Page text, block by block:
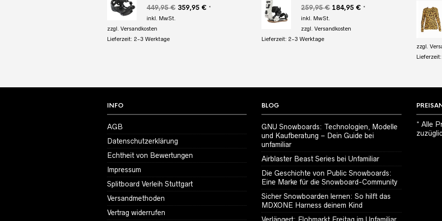
449,95€ Ursprünglicher
359,95 € Aktueller
*
inkl. MwSt.
zzgl. Versandkosten
Lieferzeit: 2-3 Werktage
259,95€ Ursprünglicher
259,95 €
184,95 € Aktueller
*
inkl. MwSt.
zzgl.Versandkosten
Lieferzeit: 2-3 Werktage
zzgl.
Lieferzeit:
INFO
AGB
Datenschutzerklärung
Echtheit von Bewertungen
Impressum
Splitboard Verleih Stuttgart
Versandmethoden
Vertrag widerrufen
BLOG
GNU Snowboards: Technologien, Modelle
und Kaufberatung – Dein Guide bei
unfamiliar
Airblaster Beast Series bei Unfamiliar
Die Geschichte von Public Snowboards:
Eine Marke für die Snowboard-Community
Sicher Snowboarden lernen: So hilft das
MDXONE Harness deinem Kind
* Alle